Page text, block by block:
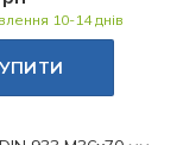
10-14 днів